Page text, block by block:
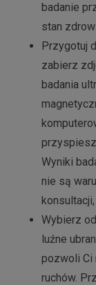
badanie
stan
Przygotuj
zabierz
badania
Wyniki
nie są
konsultacji,
Wybierz
luźne
pozwoli Ci
ruchów.